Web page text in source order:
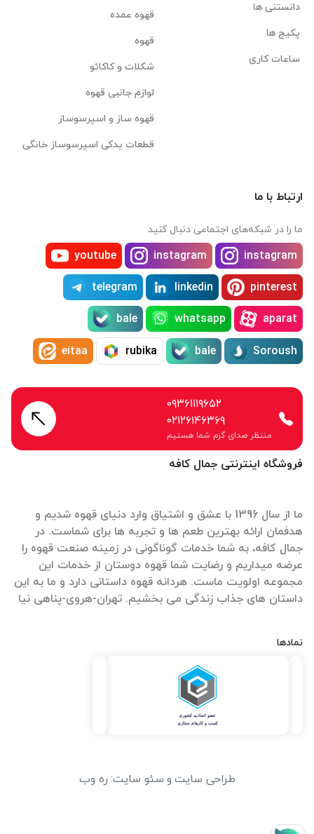
فروشگاه اینترنتی جمال کافه
ما از سال 1396 با عشق و اشتیاق وارد دنیای قهوه شدیم و
هدفمان ارائه بهترین طعم ها و تجربه ها برای شماست. در
جمال کافه، به شما خدمات گوناگونی در زمینه صنعت قهوه را
عرضه میداریم و رضایت شما قهوه دوستان از خدمات این
مجموعه اولویت ماست. هردانه قهوه داستانی دارد و ما به این
داستان های جذاب زندگی می بخشیم. تهران-هروی-پناهی نیا
نمادها
دانستنی ها
پکیج ها
ساعات کاری
قهوه عمده
قهوه
شکلات و کاکائو
لوازم جانبی قهوه
قهوه ساز و اسپرسوساز
قطعات یدکی اسپرسوساز خانگی
ارتباط با ما
ما را در شبکه‌های اجتماعی دنبال کنید
instagram
instagram
youtube
pinterest
linkedin
telegram
aparat
whatsapp
bale
Soroush
bale
rubika
eitaa
۰۹۳۶۱۱۱۹۶۵۲
۰۲۱۲۶۱۴۶۳۶۹
منتظر صدای گرم شما هستیم
طراحی سایت و سئو سایت: ره وب